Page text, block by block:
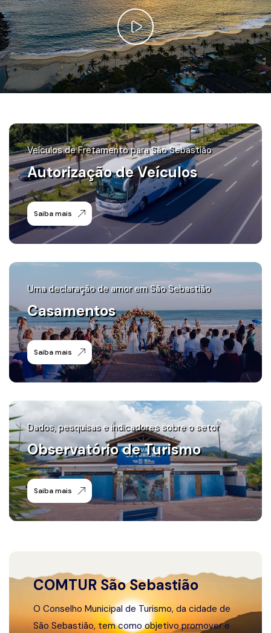
Veículos de Fretamento para São Sebastião
Autorização de Veículos
Saiba mais
Uma declaração de amor em São Sebastião
Casamentos
Saiba mais
Dados, pesquisas e indicadores sobre o setor
Observatório de Turismo
Saiba mais
COMTUR São Sebastião
O Conselho Municipal de Turismo, da cidade de
São Sebastião, tem como objetivo promover e